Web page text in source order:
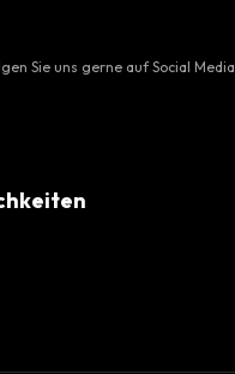
Sie uns gerne auf Social Media